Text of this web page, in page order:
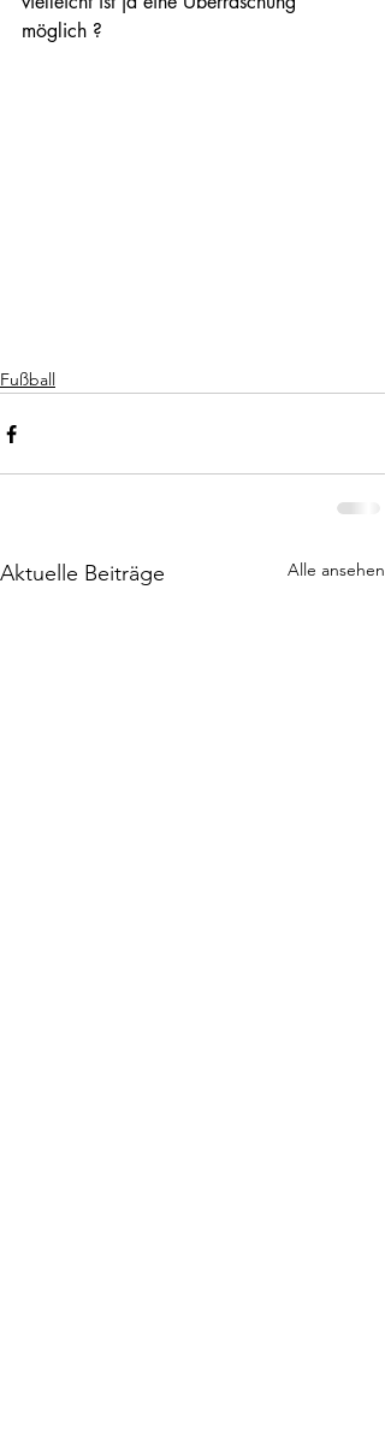
möglich ?
Fußball
Aktuelle Beiträge Alle ansehen